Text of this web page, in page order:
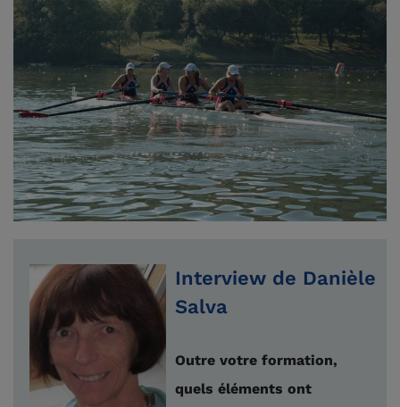
Interview de Danièle
Salva
Outre votre formation,
quels éléments ont